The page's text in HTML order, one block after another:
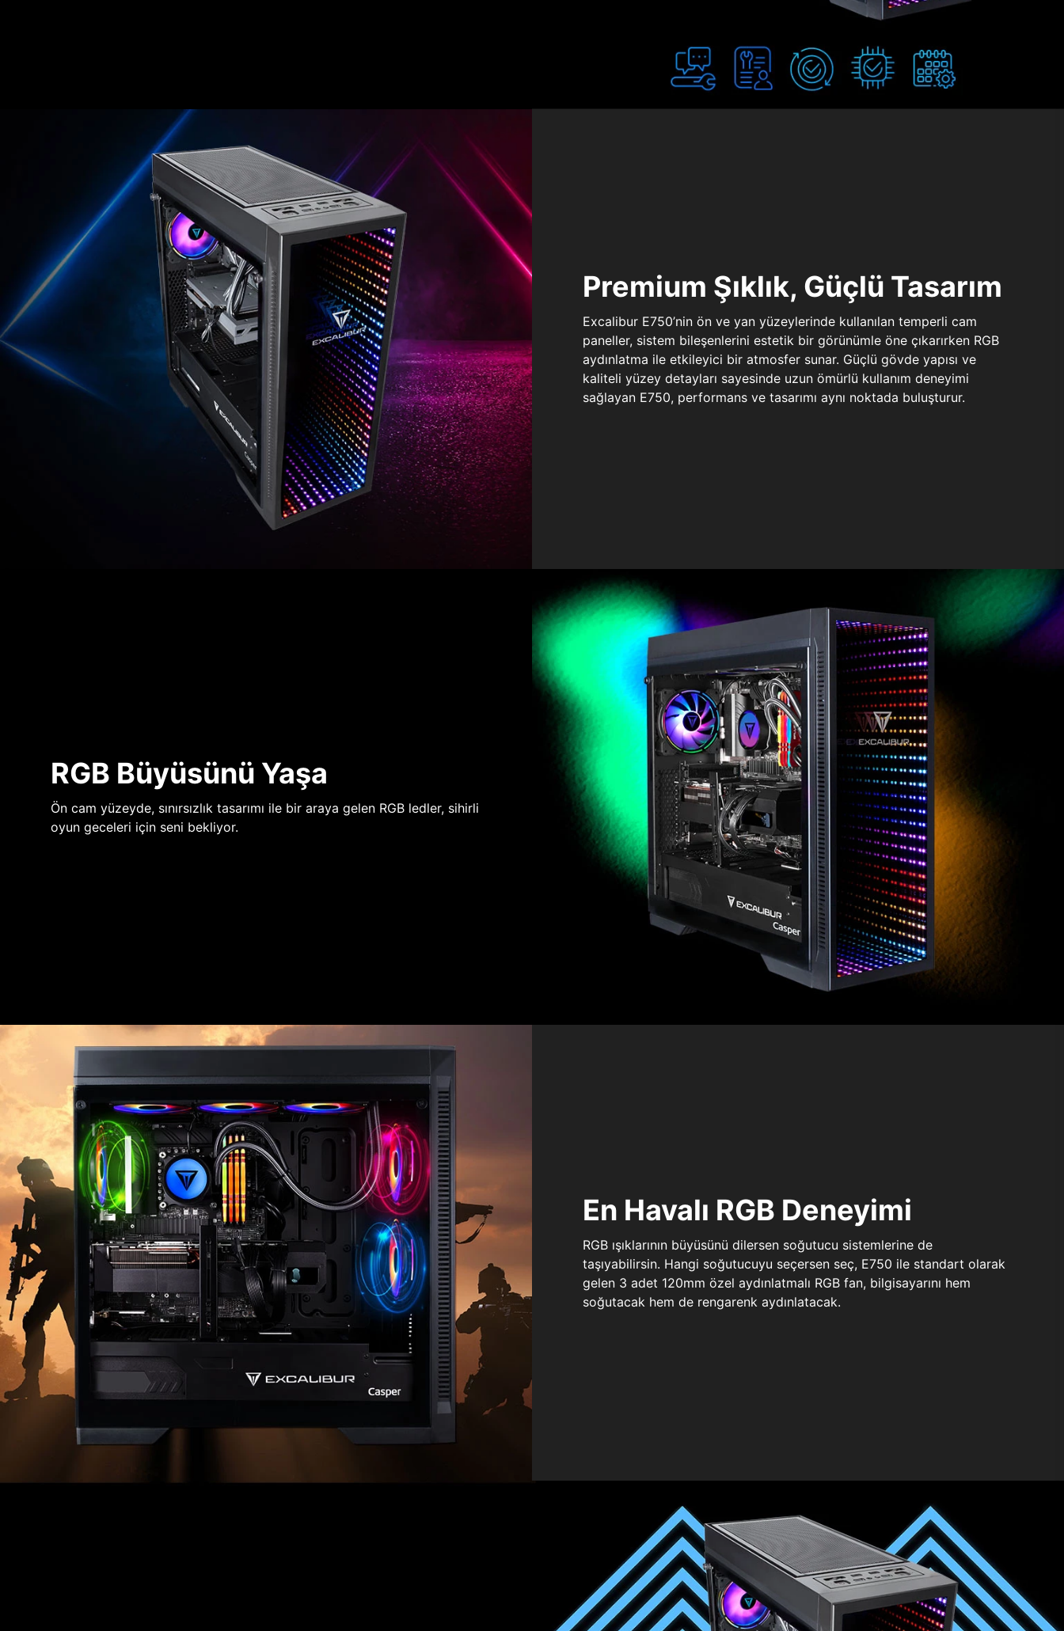
Premium Şıklık, Güçlü Tasarım
Excalibur E750’nin ön ve yan yüzeylerinde kullanılan temperli cam
paneller, sistem bileşenlerini estetik bir görünümle öne çıkarırken RGB
aydınlatma ile etkileyici bir atmosfer sunar. Güçlü gövde yapısı ve
kaliteli yüzey detayları sayesinde uzun ömürlü kullanım deneyimi
sağlayan E750, performans ve tasarımı aynı noktada buluşturur.
RGB Büyüsünü Yaşa
Ön cam yüzeyde, sınırsızlık tasarımı ile bir araya gelen RGB ledler, sihirli
oyun geceleri için seni bekliyor.
En Havalı RGB Deneyimi
RGB ışıklarının büyüsünü dilersen soğutucu sistemlerine de
taşıyabilirsin. Hangi soğutucuyu seçersen seç, E750 ile standart olarak
gelen 3 adet 120mm özel aydınlatmalı RGB fan, bilgisayarını hem
soğutacak hem de rengarenk aydınlatacak.